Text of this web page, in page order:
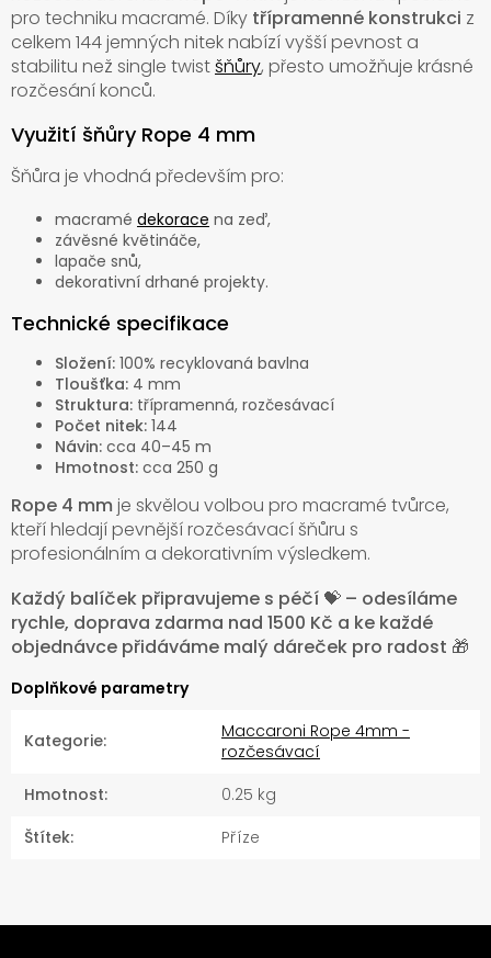
pro techniku macramé. Díky třípramenné konstrukci z
celkem 144 jemných nitek nabízí vyšší pevnost a
stabilitu než single twistšňůry, přesto umožňuje krásné
rozčesání konců.
Využití šňůry Rope 4 mm
Šňůra je vhodná především pro:
macramé dekorace na zeď,
závěsné květináče,
lapače snů,
dekorativní drhané projekty.
Technické specifikace
Složení: 100% recyklovaná bavlna
Tloušťka: 4 mm
Struktura: třípramenná, rozčesávací
Počet nitek: 144
Návin: cca 40–45 m
Hmotnost: cca 250 g
Rope 4 mm je skvělou volbou pro macramé tvůrce,
kteří hledají pevnější rozčesávací šňůru s
profesionálním a dekorativním výsledkem.
Každý balíček připravujeme s péčí 💝 – odesíláme
rychle, doprava zdarma nad 1500 Kč a ke každé
objednávce přidáváme malý dáreček pro radost 🎁
Doplňkové parametry
Kategorie:
Maccaroni Rope 4mm -
rozčesávací
Hmotnost:
0.25 kg
Štítek: Příze